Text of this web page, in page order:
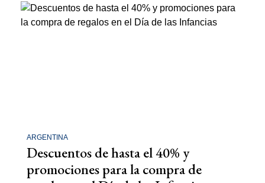
ARGENTINA
Descuentos de hasta el 40% y
promociones para la compra de